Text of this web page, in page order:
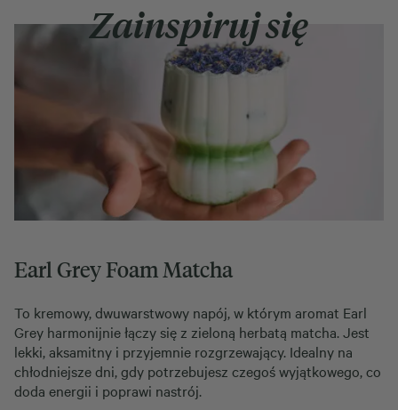
Zainspiruj się
Earl Grey Foam Matcha
To kremowy, dwuwarstwowy napój, w którym aromat Earl
Grey harmonijnie łączy się z zieloną herbatą matcha. Jest
lekki, aksamitny i przyjemnie rozgrzewający. Idealny na
chłodniejsze dni, gdy potrzebujesz czegoś wyjątkowego, co
doda energii i poprawi nastrój.